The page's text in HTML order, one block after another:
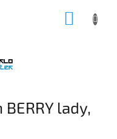
lady,